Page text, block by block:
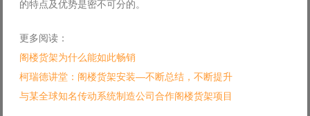
的特点及优势是密不可分的。
更多阅读：
阁楼货架为什么能如此畅销
柯瑞德讲堂：阁楼货架安装—不断总结，不断提升
与某全球知名传动系统制造公司合作阁楼货架项目